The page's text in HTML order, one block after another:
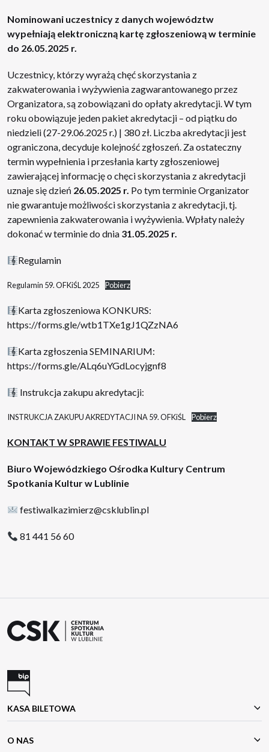
Nominowani uczestnicy z danych województw
wypełniają elektroniczną kartę zgłoszeniową w terminie
do 26.05.2025 r.
Uczestnicy, którzy wyrażą chęć skorzystania z
zakwaterowania i wyżywienia zagwarantowanego przez
Organizatora, są zobowiązani do opłaty akredytacji. W tym
roku obowiązuje jeden pakiet akredytacji – od piątku do
niedzieli (27-29.06.2025 r.) | 380 zł. Liczba akredytacji jest
ograniczona, decyduje kolejność zgłoszeń. Za ostateczny
termin wypełnienia i przesłania karty zgłoszeniowej
zawierającej informację o chęci skorzystania z akredytacji
uznaje się dzień 26.05.2025 r. Po tym terminie Organizator
nie gwarantuje możliwości skorzystania z akredytacji, tj.
zapewnienia zakwaterowania i wyżywienia. Wpłaty należy
dokonać w terminie do dnia 31.05.2025 r.
Regulamin
Regulamin 59. OFKiŚL 2025 Pobierz
Karta zgłoszeniowa KONKURS:
https://forms.gle/wtb1TXe1gJ1QZzNA6
Karta zgłoszenia SEMINARIUM:
https://forms.gle/ALq6uYGdLocyjgnf8
Instrukcja zakupu akredytacji:
INSTRUKCJA ZAKUPU AKREDYTACJI NA 59. OFKiŚL Pobierz
KONTAKT W SPRAWIE FESTIWALU
Biuro Wojewódzkiego Ośrodka Kultury Centrum
Spotkania Kultur w Lublinie
festiwalkazimierz@csklublin.pl
81 441 56 60
KASA BILETOWA
O NAS